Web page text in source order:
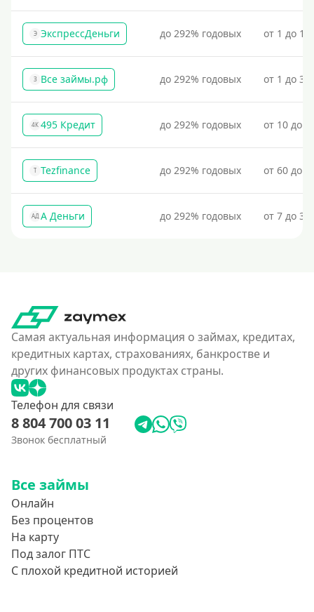
Процент
Под 1 %
С пролонгацией (продлением)
Под высокий процент
Без комиссии
В рассрочку
Бесплатно
Без процентов
Условия
С возможностью частичного погашения
Без страховок и комиссий
Со страховкой
Повторный
Без предоплат
Без электронной почты
С автоматическим одобрением
Без номера телефона
Э ЭкспрессДеньги до 292% годовых от 1 до
З Все займы.рф до 292% годовых от 1 до
4К 495 Кредит до 292% годовых от 10 до
T Tezfinance до 292% годовых от 60 до
АД А Деньги до 292% годовых от 7 до
Самая актуальная информация о займах, кредитах,
кредитных картах, страхованиях, банкростве и
других финансовых продуктах страны.
Телефон для связи
8 804 700 03 11
Звонок бесплатный
Все займы
Онлайн
Без процентов
На карту
Под залог ПТС
С плохой кредитной историей